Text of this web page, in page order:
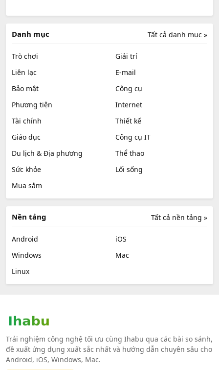
Tất cả danh mục »
Danh mục
Trò chơi
Giải trí
Liên lạc
E-mail
Bảo mật
Công cụ
Phương tiện
Internet
Tài chính
Thiết kế
Giáo dục
Công cụ IT
Du lịch & Địa phương
Thể thao
Sức khỏe
Lối sống
Mua sắm
Tất cả nền tảng »
Nền tảng
Android
iOS
Windows
Mac
Linux
Trải nghiệm công nghệ tối ưu cùng Ihabu qua các bài so sánh,
đề xuất ứng dụng xuất sắc nhất và hướng dẫn chuyên sâu cho
Android, iOS, Windows, Mac.